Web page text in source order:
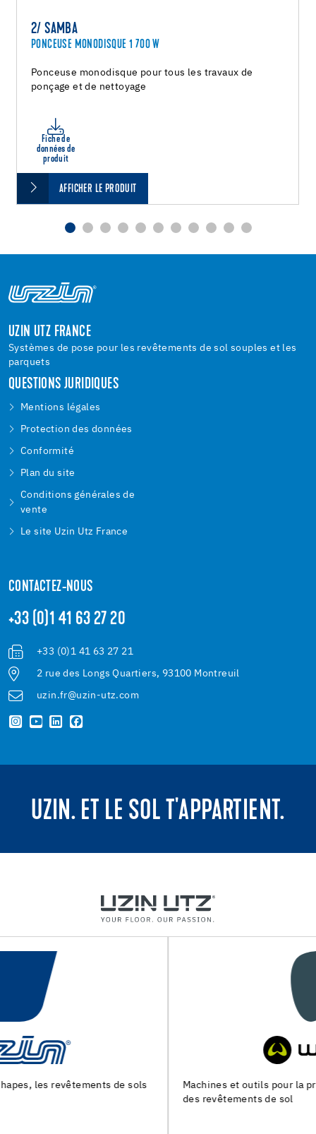
2/ SAMBA
PONCEUSE MONODISQUE 1 700 W
Ponceuse monodisque pour tous les travaux de
ponçage et de nettoyage
Fiche de
données de
produit
AFFICHER LE PRODUIT
UZIN UTZ FRANCE
Systèmes de pose pour les revêtements de sol souples et les
parquets
QUESTIONS JURIDIQUES
Mentions légales
Protection des données
Conformité
Plan du site
Conditions générales de
vente
Le site Uzin Utz France
CONTACTEZ-NOUS
+33 (0)1 41 63 27 20
+33 (0)1 41 63 27 21
2 rue des Longs Quartiers, 93100 Montreuil
uzin.fr@uzin-utz.com
UZIN. ET LE SOL T'APPARTIENT.
Machines et outils pour la preparation du support et la pose